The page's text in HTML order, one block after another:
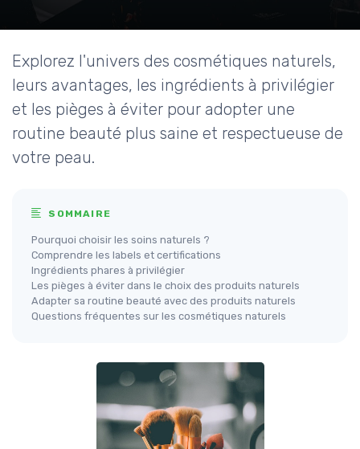
Explorez l'univers des cosmétiques naturels,
leurs avantages, les ingrédients à privilégier
et les pièges à éviter pour adopter une
routine beauté plus saine et respectueuse de
votre peau.
SOMMAIRE
Pourquoi choisir les soins naturels ?
Comprendre les labels et certifications
Ingrédients phares à privilégier
Les pièges à éviter dans le choix des produits naturels
Adapter sa routine beauté avec des produits naturels
Questions fréquentes sur les cosmétiques naturels